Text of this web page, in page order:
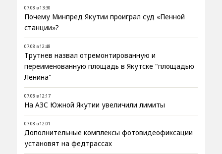
07.08 в 13:30
Почему Минпред Якутии проиграл суд «Пенной
станции»?
07.08 в 12:48
Трутнев назвал отремонтированную и
переименованную площадь в Якутске "площадью
Ленина"
07.08 в 12:17
На АЗС Южной Якутии увеличили лимиты
07.08 в 12:01
Дополнительные комплексы фотовидеофиксации
установят на федтрассах